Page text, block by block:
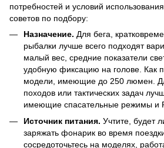
потребностей и условий
советов по подбору:
Назначение. Для бега,
рыбалки лучше всего подходят
малый вес, средние показатели
удобную фиксацию на голове. Как
модели, имеющие до 250 люмен.
походов или тактических задач
имеющие спасательные режимы и
Источник питания. Учтите, будет
заряжать фонарик во время
сосредоточьтесь на моделях,